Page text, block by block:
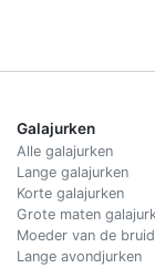
Galajurken
Alle galajurken
Lange galajurken
Korte galajurken
Grote maten
Moeder van de bruid
Lange avondjurken